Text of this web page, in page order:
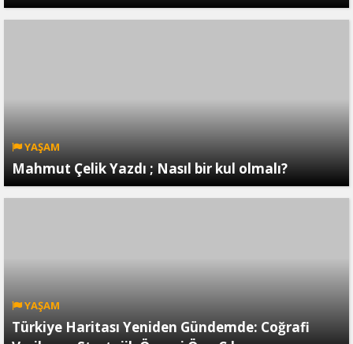
YAŞAM
Mahmut Çelik Yazdı ; Nasıl bir kul olmalı?
YAŞAM
Türkiye Haritası Yeniden Gündemde: Coğrafi